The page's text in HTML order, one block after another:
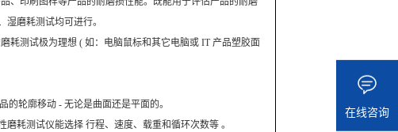
湿磨耗测试均可进行。
耗测试极为理想 ( 如：电脑鼠标和其它电脑或 IT 产品塑胶面
的轮廓移动 - 无论是曲面还是平面的。
耗测试仪能选择 行程、速度、载重和循环次数等 。
在线咨询